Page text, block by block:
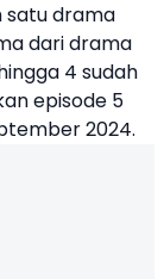
satu drama
dari drama
4 sudah
episode 5
2024.